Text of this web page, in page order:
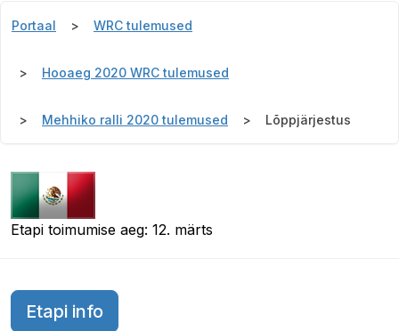
Portaal WRC tulemused
Hooaeg 2020 WRC tulemused
Mehhiko ralli 2020 tulemused Lõppjärjestus
Etapi toimumise aeg: 12. märts
Etapi info